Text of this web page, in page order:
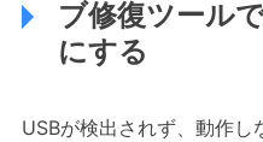
ブ修復ツール
にする
USBが検出されず、動作し